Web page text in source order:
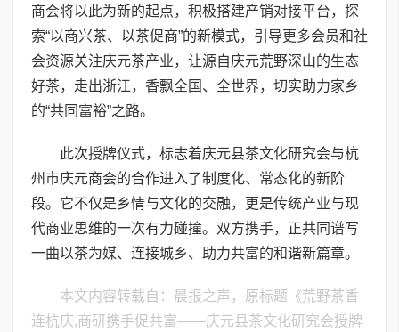
商会将以此为新的起点，积极搭建产销对接平台，探
索“以商兴茶、以茶促商”的新模式，引导更多会员和社
会资源关注庆元茶产业，让源自庆元荒野深山的生态
好茶，走出浙江，香飘全国、全世界，切实助力家乡
的“共同富裕”之路。
此次授牌仪式，标志着庆元县茶文化研究会与杭
州市庆元商会的合作进入了制度化、常态化的新阶
段。它不仅是乡情与文化的交融，更是传统产业与现
代商业思维的一次有力碰撞。双方携手，正共同谱写
一曲以茶为媒、连接城乡、助力共富的和谐新篇章。
本文内容转载自：晨报之声，原标题《荒野茶香
连杭庆,商研携手促共富——庆元县茶文化研究会授牌